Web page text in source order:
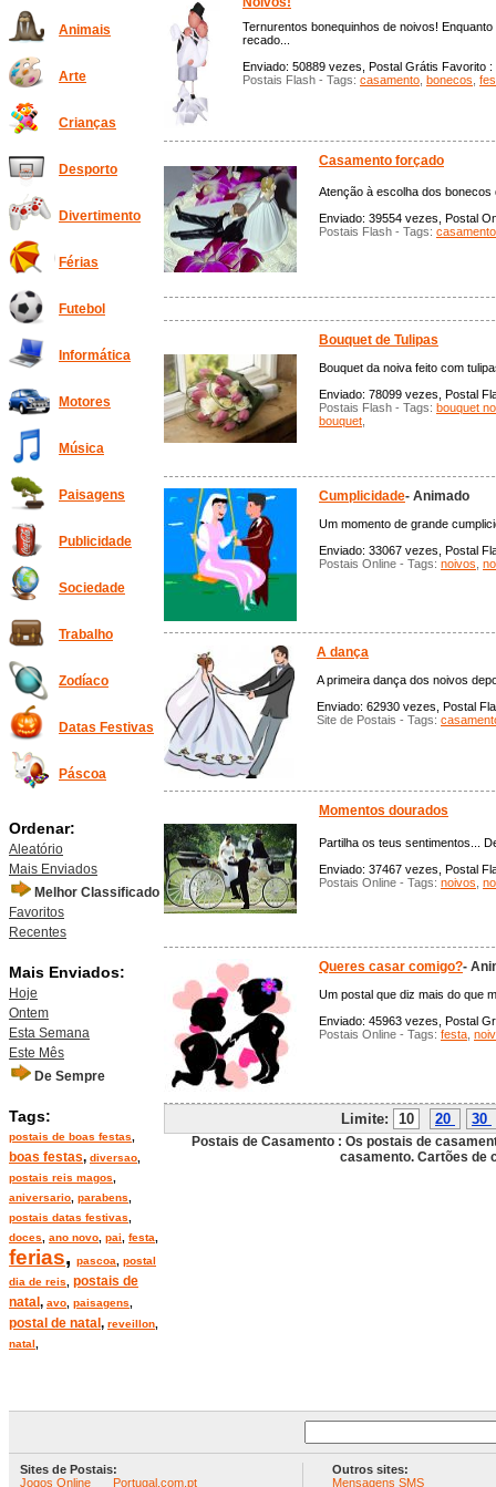
Animais
Arte
Crianças
Desporto
Divertimento
Férias
Futebol
Informática
Motores
Música
Paisagens
Publicidade
Sociedade
Trabalho
Zodíaco
Datas Festivas
Páscoa
Ordenar:
Aleatório
Mais Enviados
Melhor Classificado
Favoritos
Recentes
Mais Enviados:
Hoje
Ontem
Esta Semana
Este Mês
De Sempre
Tags:
postais de boas festas
boas festas, diversao
postais reis magos
aniversario parabens
postais datas festivas
doces
ano novo pai festa
ferias, pascoa
postal
dia de reis
postais de
natal , avo paisagens
postal de natal , reveillon
natal
Ternurentos bonequinhos de noivos!
recado...
Enviado: 50889 vezes, Postal Grátis Favorito
Postais Flash - Tags: casamento bonecos
Casamento forçado
Atenção à escolha dos
Enviado: 39554 vezes, Postal
Postais Flash - Tags: casamento
Bouquet de Tulipas
Bouquet da noiva feito com
Enviado: 78099 vezes, Postal
Postais Flash - Tags: bouquet
bouquet
Cumplicidade- Animado
Um momento de grande
Enviado: 33067 vezes, Postal
Postais Online - Tags: noivos
A dança
A primeira dança dos noivos
Enviado: 62930 vezes, Postal
Site de Postais - Tags:
Momentos dourados
Partilha os teus sentimentos...
Enviado: 37467 vezes, Postal
Postais Online - Tags: noivos
Queres casar comigo?-
Um postal que diz mais do que
Enviado: 45963 vezes, Postal
Postais Online - Tags: festa
Limite: 10 20 30
Postais de Casamento : Os postais de
casamento. Cartões de
Sites de Postais:
Jogos Online
Portugal.com.pt
Outros sites:
Mensagens SMS